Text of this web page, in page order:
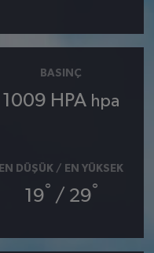
BASINÇ
1009 HPA hpa
EN DÜŞÜK / EN YÜKSEK
19° / 29°